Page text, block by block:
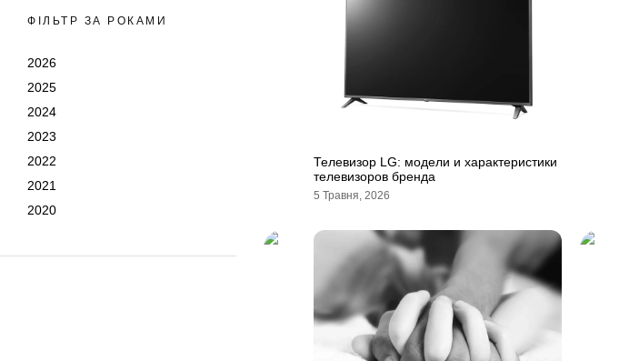
ФІЛЬТР ЗА РОКАМИ
2026
2025
2024
2023
2022
2021
2020
Телевизор LG: модели и характеристики
телевизоров бренда
5 Травня, 2026